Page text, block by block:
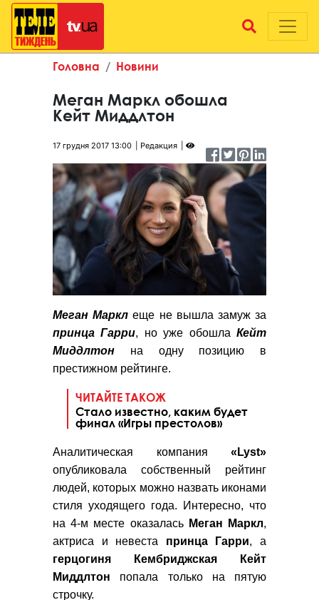
Головна Новини
Меган Маркл обошла
Кейт Миддлтон
17 грудня 2017 13:00 Редакция
Меган Маркл еще не вышла замуж за
принца Гарри, но уже обошлаКейт
Миддлтон на одну позицию в
престижном рейтинге.
ЧИТАЙТЕ ТАКОЖ
Стало известно, каким будет
финал «Игры престолов»
Аналитическая компания «Lyst»
опубликовала собственный рейтинг
людей, которых можно назвать иконами
стиля уходящего года. Интересно, что
на 4-м месте оказалась Меган Маркл,
актриса и невеста принца Гарри, а
герцогиня Кембриджская Кейт
Миддлтон попала только на пятую
строчку.